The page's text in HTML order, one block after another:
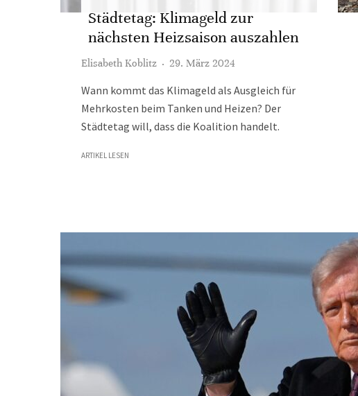
Städtetag: Klimageld zur
nächsten Heizsaison auszahlen
Elisabeth Koblitz · 29. März 2024
Wann kommt das Klimageld als Ausgleich für
Mehrkosten beim Tanken und Heizen? Der
Städtetag will, dass die Koalition handelt.
ARTIKEL LESEN